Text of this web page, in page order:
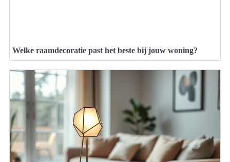
Welke raamdecoratie past het beste bij jouw woning?